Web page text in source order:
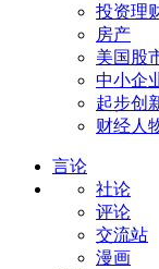
投资理
房产
美国股
中小企
起步创
财经人
言论
社论
评论
交流站
漫画